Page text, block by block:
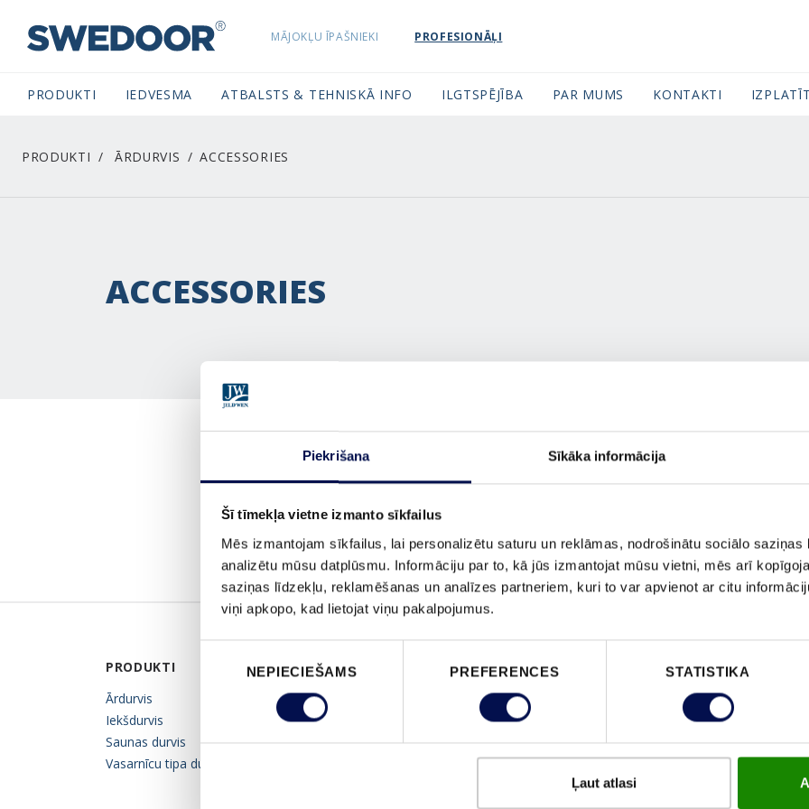
Piekrišana Sīkāka informācija
Šī tīmekļa vietne izmanto sīkfailus
Mēs izmantojam sīkfailus, lai personalizētu saturu un reklāmas, nodrošinātu sociālo
analizētu mūsu datplūsmu. Informāciju par to, kā jūs izmantojat mūsu vietni, mēs arī
saziņas līdzekļu, reklamēšanas un analīzes partneriem, kuri to var apvienot ar citu
viņi apkopo, kad lietojat viņu pakalpojumus.
NEPIECIEŠAMS PREFERENCES STATISTIKA
Ļaut atlasi
SWEDOORLATVIA NAVIGATION
MĀJOKĻU ĪPAŠNIEKI PROFESIONĀĻI
PRODUKTI IEDVESMA ATBALSTS & TEHNISKĀ INFO ILGTSPĒJĪBA PAR MUMS KONTAKTI
PRODUKTI ĀRDURVIS ACCESSORIES
ACCESSORIES
PRODUKTI
Ārdurvis
Iekšdurvis
Saunas durvis
Vasarnīcu tipa durvis
IEDVESMA
Katalogi un cenu lapas
Attēlu galerija
Swedoor blogs
NODERĪGA
INFORMĀCIJA
Durvju vēršanās virziens
Uzstādīšanas instrukcija
JELD-WEN
Atrast izplatītāju
Ilgtspējas ziņojums
Ilgtspējība
Vakances